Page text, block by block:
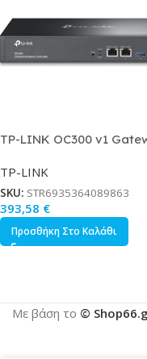
TP-LINK OC300 v1
TP-LINK
SKU: STR6935364089863
393,58 €
Προσθήκη Στο Καλάθι
Με βάση το ©